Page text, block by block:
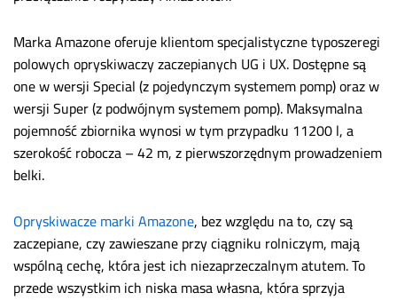
Marka Amazone oferuje klientom specjalistyczne typoszeregi
polowych opryskiwaczy zaczepianych UG i UX. Dostępne są
one w wersji Special (z pojedynczym systemem pomp) oraz w
wersji Super (z podwójnym systemem pomp). Maksymalna
pojemność zbiornika wynosi w tym przypadku 11200 l, a
szerokość robocza – 42 m, z pierwszorzędnym prowadzeniem
belki.
Opryskiwacze marki Amazone, bez względu na to, czy są
zaczepiane, czy zawieszane przy ciągniku rolniczym, mają
wspólną cechę, która jest ich niezaprzeczalnym atutem. To
przede wszystkim ich niska masa własna, która sprzyja